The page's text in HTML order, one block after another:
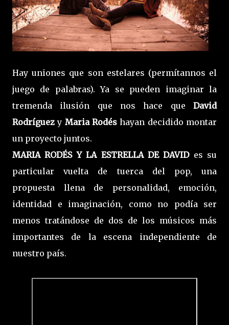
Hay uniones que son estelares (permítannos el
juego de palabras). Ya se pueden imaginar la
tremenda ilusión que nos hace que David
Rodríguez y Maria Rodés hayan decidido montar
un proyecto juntos.
MARIA RODÉS Y LA ESTRELLA DE DAVID es su
particular vuelta de tuerca del pop, una
propuesta llena de personalidad, emoción,
identidad e imaginación, como no podía ser
menos tratándose de dos de los músicos más
importantes de la escena independiente de
nuestro país.